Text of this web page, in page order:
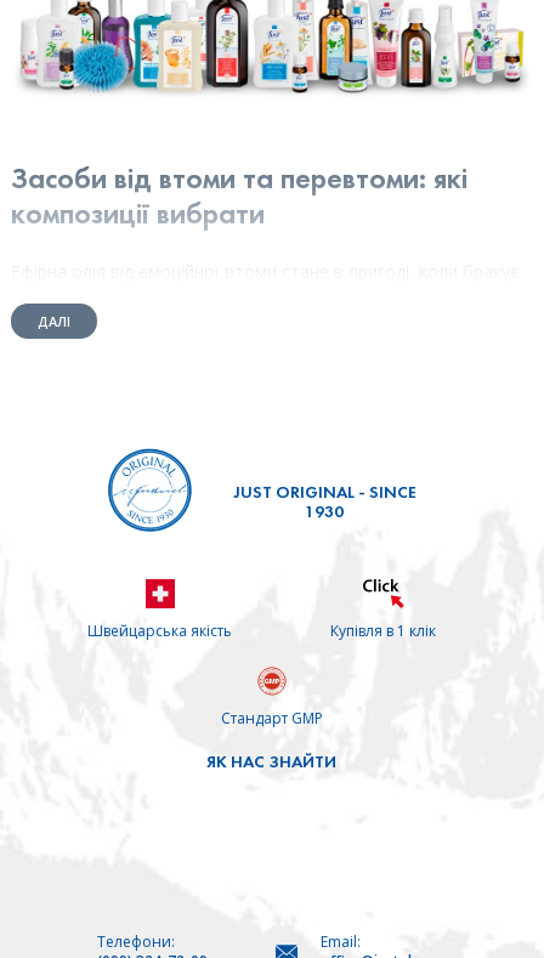
Засоби від втоми та перевтоми: які
композиції вибрати
Ефірна олія від емоційної втоми стане в пригоді, коли бракує
енергії. Вона допоможе швидко відновитися. Найбільш
ефективними вважаються ті ефірні олії для відновлення
використовувати композиції, що дасть максимальний
Такі тонізуючі засоби від втоми розроблені для дітей та
підлітків. Склад – ефірні олії літсея кубеби, апельсини, ялівця,
коріандру, лимону, амірісу, базові соняшника, солодкого
мигдалю та екстракт диптериксу. Такі засоби від втоми
ДАЛІ
JUST ORIGINAL - SINCE
1930
Швейцарська якість Купівля в 1 клік
Стандарт GMP
ЯК НАС ЗНАЙТИ
Телефони:
Email: